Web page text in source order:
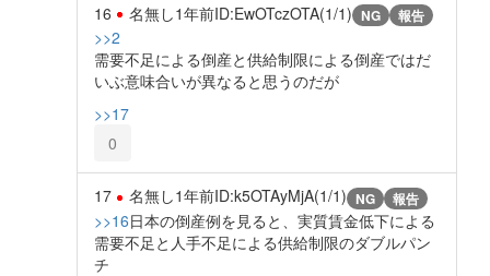
16 名無し1年前ID:EwOTczOTA(1/1) NG 報告
>>2
需要不足による倒産と供給制限による倒産ではだ
いぶ意味合いが異なると思うのだが
>>17
0
17 名無し1年前ID:k5OTAyMjA(1/1) NG 報告
>>16日本の倒産例を見ると、実質賃金低下による
需要不足と人手不足による供給制限のダブルパン
チ